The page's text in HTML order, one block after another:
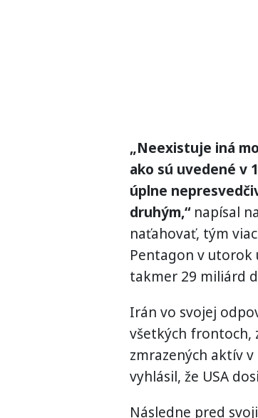
„Neexistuje iná
ako sú uvedené v
úplne
druhým,“napísal
naťahovať, tým
Pentagon v utorok
takmer 29 miliárd
Irán vo svojej
všetkých frontoch,
zmrazených aktív
vyhlásil, že USA
Následne pred